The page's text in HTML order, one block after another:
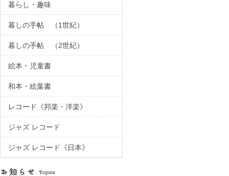
暮らし・趣味
暮しの手帖 （1世紀）
暮しの手帖 （2世紀）
絵本・児童書
和本・絵葉書
レコード《邦楽・洋楽》
ジャズ レコード
ジャズ レコード《日本》